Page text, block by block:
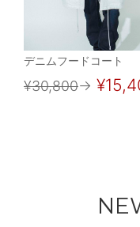
デニムフードコート
¥30,800→